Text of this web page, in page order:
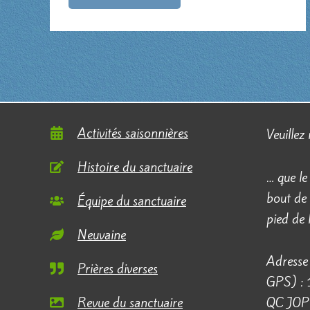
vie
le
matin
Activités saisonnières
Histoire du sanctuaire
Équipe du sanctuaire
Neuvaine
Prières diverses
Revue du sanctuaire
… que
bout de
pied de
GPS) :
QC